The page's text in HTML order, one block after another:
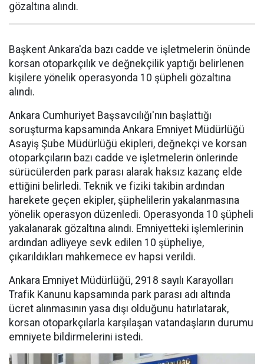
gözaltına alındı.
Başkent Ankara'da bazı cadde ve işletmelerin önünde
korsan otoparkçılık ve değnekçilik yaptığı belirlenen
kişilere yönelik operasyonda 10 şüpheli gözaltına
alındı.
Ankara Cumhuriyet Başsavcılığı'nın başlattığı
soruşturma kapsamında Ankara Emniyet Müdürlüğü
Asayiş Şube Müdürlüğü ekipleri, değnekçi ve korsan
otoparkçıların bazı cadde ve işletmelerin önlerinde
sürücülerden park parası alarak haksız kazanç elde
ettiğini belirledi. Teknik ve fiziki takibin ardından
harekete geçen ekipler, şüphelilerin yakalanmasına
yönelik operasyon düzenledi. Operasyonda 10 şüpheli
yakalanarak gözaltına alındı. Emniyetteki işlemlerinin
ardından adliyeye sevk edilen 10 şüpheliye,
çıkarıldıkları mahkemece ev hapsi verildi.
Ankara Emniyet Müdürlüğü, 2918 sayılı Karayolları
Trafik Kanunu kapsamında park parası adı altında
ücret alınmasının yasa dışı olduğunu hatırlatarak,
korsan otoparkçılarla karşılaşan vatandaşların durumu
emniyete bildirmelerini istedi.